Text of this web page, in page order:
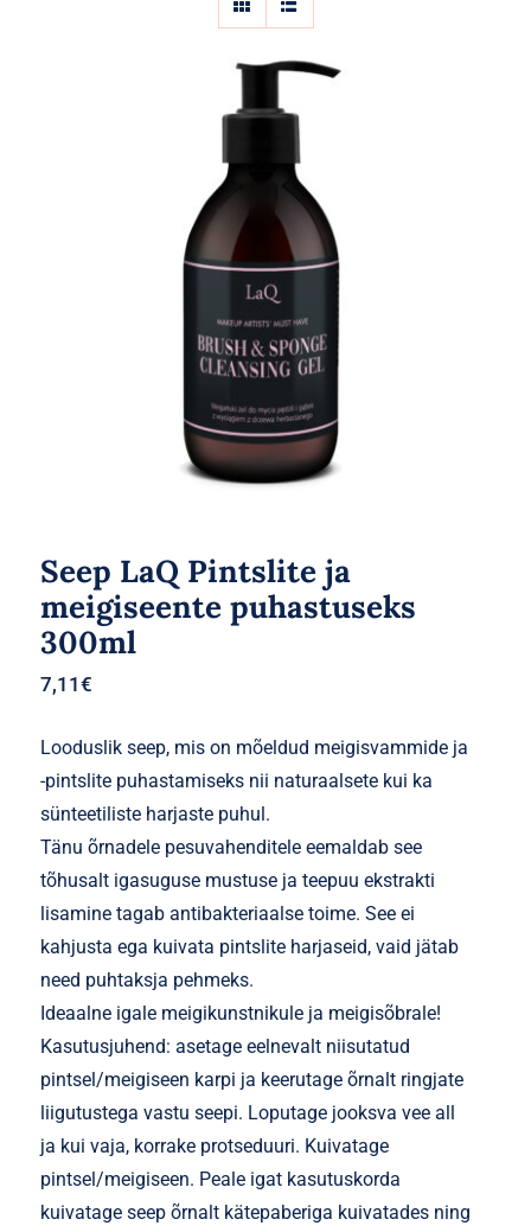
Seep LaQ Pintslite ja
meigiseente puhastuseks
300ml
7,11€
Looduslik seep, mis on mõeldud meigisvammide ja
-pintslite puhastamiseks nii naturaalsete kui ka
sünteetiliste harjaste puhul.
Tänu õrnadele pesuvahenditele eemaldab see
tõhusalt igasuguse mustuse ja teepuu ekstrakti
lisamine tagab antibakteriaalse toime. See ei
kahjusta ega kuivata pintslite harjaseid, vaid jätab
need puhtaksja pehmeks.
Ideaalne igale meigikunstnikule ja meigisõbrale!
Kasutusjuhend: asetage eelnevalt niisutatud
pintsel/meigiseen karpi ja keerutage õrnalt ringjate
liigutustega vastu seepi. Loputage jooksva vee all
ja kui vaja, korrake protseduuri. Kuivatage
pintsel/meigiseen. Peale igat kasutuskorda
kuivatage seep õrnalt kätepaberiga kuivatades ning